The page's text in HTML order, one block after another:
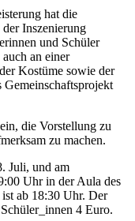
hat die
Inszenierung
und Schüler
an einer
Kostüme sowie der
Gemeinschaftsprojekt
die Vorstellung zu
zu machen.
Juli, und am
Uhr in der Aula des
ab 18:30 Uhr. Der
4 Euro.